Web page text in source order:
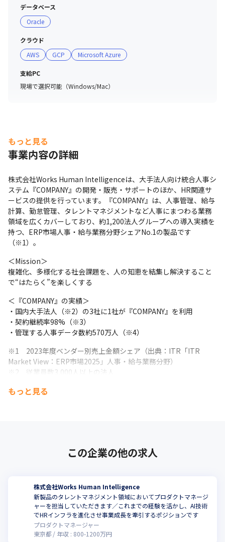
・Design：Figma、Adobe Creative Cloud
・Front-end Framework：React、Vue.js
・Front-end Library：MUI、Vuetify.js、Bootstrap、
jQuery
・AI tool：Devin、GitHub Copilot、Gemini
■ チーム詳細（2026年6月時点）
・製品開発部門：約600名
・配属先によってチーム構成は異なりますが、一つのプロ
ダクト開発チームは5～10名程度で構成されています
・テレワークが前提となるため事業所の垣根を越えてチー
ムを形成しています
・エンジニアリングマネージャー、シニアエンジニア、エ
ンジニアなどさまざまなメンバーで構成されています
・各チームは一つ、ないしは複数のサブシステムを担当し
ており、お互いにフォローし合える関係性です
・一つのチームが企画からリリース、その後の運用といっ
たプロダクトに関する幅広い責任や権限を有することで、
チームの自律性を高め、主体的にプロダクトに携われる環
境を作っています
■ 現場・社員の雰囲気
・ほとんどの社員が出社や退社の時間を柔軟に調整できる
フレックスタイム制で勤務しており、ライフイベントやラ
イフスタイルに合わせた働き方が可能です
ーク”と規定し、社員が自由度の高い勤務場所を選択する
ことが可能です
宅、サテライトオフィスを組み合わせて最も生産性の高い
・全社員を対象にテレワーク手当として一律100,000円を
・自身のキャリアを社内に留めず広げていただくために副
業制度を導入しており、本業と副業の間でのシナジー効果
の発揮を期待しています
・当社に身を置きながら実務のスキルアップに直結する業
務、将来のキャリアに繋がる異分野へのチャレンジ、フリ
データベース
Oracle
クラウド
AWS
GCP Microsoft Azure
支給PC
現場で選択可能（Windows/Mac）
もっと見る
事業内容の詳細
株式会社Works Human Intelligenceは、大手法人向け統合人事シ
ステム『COMPANY』の開発・販売・サポートのほか、HR関連サ
ービスの提供を行っています。『COMPANY』は、人事管理、給与
計算、勤怠管理、タレントマネジメントなど人事にまつわる業務
領域を広くカバーしており、約1,200法人グループへの導入実績を
持つ、ERP市場人事・給与業務分野シェアNo.1の製品です
（※1）。
＜Mission＞
複雑化、多様化する社会課題を、人の知恵を結集し解決すること
で“はたらく”を楽しくする
＜『COMPANY』の実績＞
・国内大手法人（※2）の3社に1社が『COMPANY』を利用
・契約継続率98%（※3）
・管理する人事データ数約570万人（※4）
※1　2023年度ベンダー別売上金額シェア（出典：ITR「ITR
Market View：ERP市場2025」人事・給与業務分野）
※2　従業員数3,000人以上の法人
※4　2025年12月末時点の『COMPANY人事』の契約ライセンス数
もっと見る
この企業の他の求人
株式会社Works Human Intelligence
新製品のタレントマネジメント領域においてプロダクトマネージ
ャーを担当していただきます／これまでの経験を活かし、AI技術
でHRインフラを進化させ事業成長を牽引するポジションです
プロダクトマネージャー
東京都
年収 : 800-1200万円